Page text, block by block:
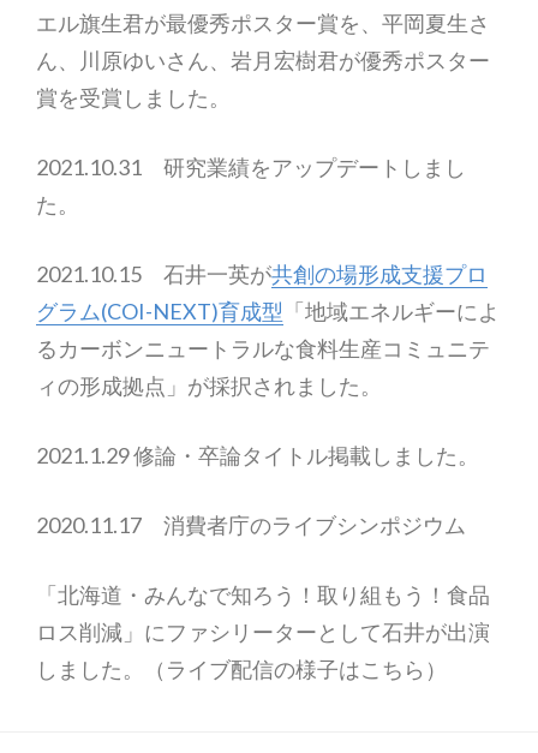
エル旗生君が最優秀ポスター賞を、平岡夏生さ
ん、川原ゆいさん、岩月宏樹君が優秀ポスター
賞を受賞しました。
2021.10.31 研究業績をアップデートしまし
た。
2021.10.15 石井一英が共創の場形成支援プロ
グラム(COI-NEXT)育成型 「地域エネルギーによ
るカーボンニュートラルな食料生産コミュニテ
ィの形成拠点」が採択されました。
2021.1.29 修論・卒論タイトル掲載しました。
2020.11.17 消費者庁のライブシンポジウム
「北海道・みんなで知ろう！取り組もう！食品
ロス削減」にファシリーターとして石井が出演
しました。（ライブ配信の様子はこちら）